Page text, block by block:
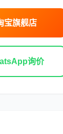
宝旗舰店
询价